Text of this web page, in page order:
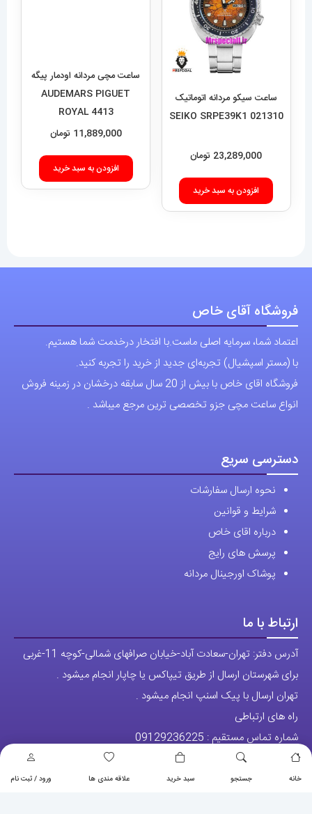
خانه جستجو سبد خرید علاقه مندی ها ورود / ثبت نام
ساعت سیکو مردانه اتوماتیک
021310 SEIKO SRPE39K1
23,289,000 تومان
افزودن به سبد خرید
11,889,000 تومان
افزودن به سبد خرید
فروشگاه آقای خاص
اعتماد شما، سرمایه اصلی ماست.با افتخار درخدمت شما هستیم.
با (مستر اسپشیال) تجربه‌ای جدید از خرید را تجربه کنید.
فروشگاه اقای خاص با بیش از 20 سال سابقه درخشان در زمینه فروش
انواع ساعت مچی جزو تخصصی ترین مرجع میباشد .
دسترسی سریع
نحوه ارسال سفارشات
شرایط و قوانین
درباره اقای خاص
پرسش های رایج
پوشاک اورجینال مردانه
ارتباط با ما
آدرس دفتر: تهران-سعادت آباد-خیابان صرافهای شمالی-کوچه 11-غربی
برای شهرستان ارسال از طریق تیپاکس یا چاپار انجام میشود .
تهران ارسال با پیک اسنپ انجام میشود .
راه های ارتباطی
شماره تماس مستقیم : 09129236225
شماره تماس ثابت:
26746972
تلگرام